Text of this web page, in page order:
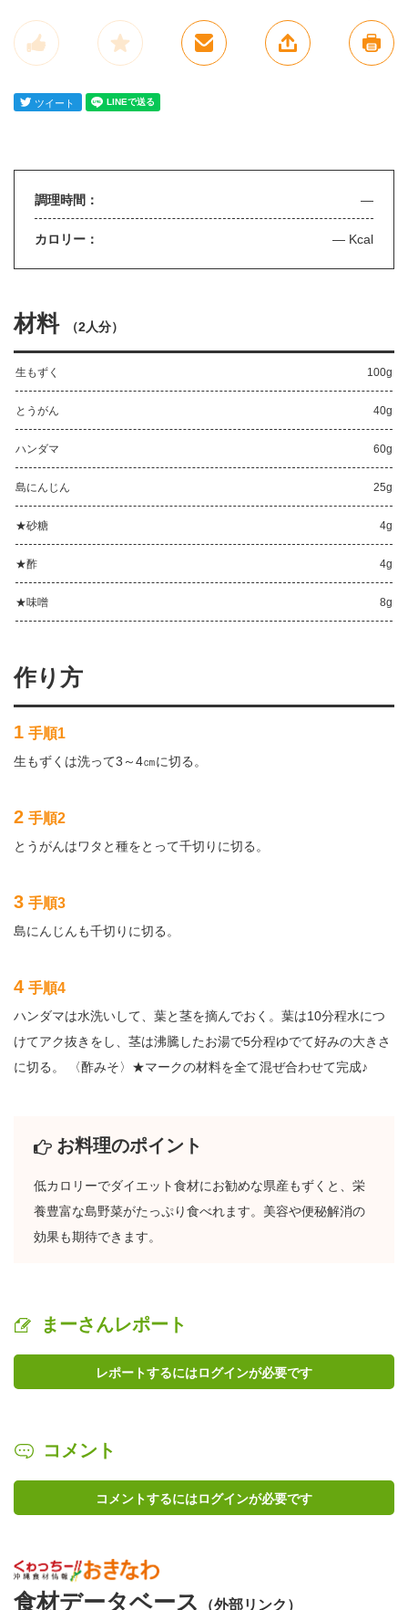
調理時間： —
カロリー： — Kcal
材料 （2人分）
生もずく 100g
とうがん 40g
ハンダマ 60g
島にんじん 25g
★砂糖 4g
★酢 4g
★味噌 8g
作り方
1 手順1
生もずくは洗って3～4㎝に切る。
2 手順2
とうがんはワタと種をとって千切りに切る。
3 手順3
島にんじんも千切りに切る。
4 手順4
ハンダマは水洗いして、葉と茎を摘んでおく。葉は10分程水につ
けてアク抜きをし、茎は沸騰したお湯で5分程ゆでて好みの大きさ
に切る。 〈酢みそ〉★マークの材料を全て混ぜ合わせて完成♪
お料理のポイント
低カロリーでダイエット食材にお勧めな県産もずくと、栄
養豊富な島野菜がたっぷり食べれます。美容や便秘解消の
効果も期待できます。
まーさんレポート
レポートするにはログインが必要です
コメント
コメントするにはログインが必要です
食材データベース （外部リンク）